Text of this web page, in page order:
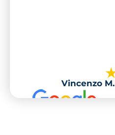
Vincenzo M.